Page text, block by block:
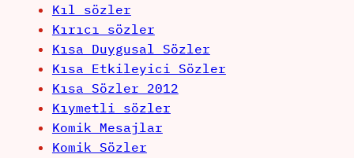
Kıl sözler
Kırıcı sözler
Kısa Duygusal Sözler
Kısa Etkileyici Sözler
Kısa Sözler 2012
Kıymetli sözler
Komik Mesajlar
Komik Sözler